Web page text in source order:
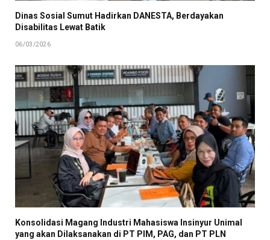
Dinas Sosial Sumut Hadirkan DANESTA, Berdayakan
Disabilitas Lewat Batik
06/03/2026
Konsolidasi Magang Industri Mahasiswa Insinyur Unimal
yang akan Dilaksanakan di PT PIM, PAG, dan PT PLN